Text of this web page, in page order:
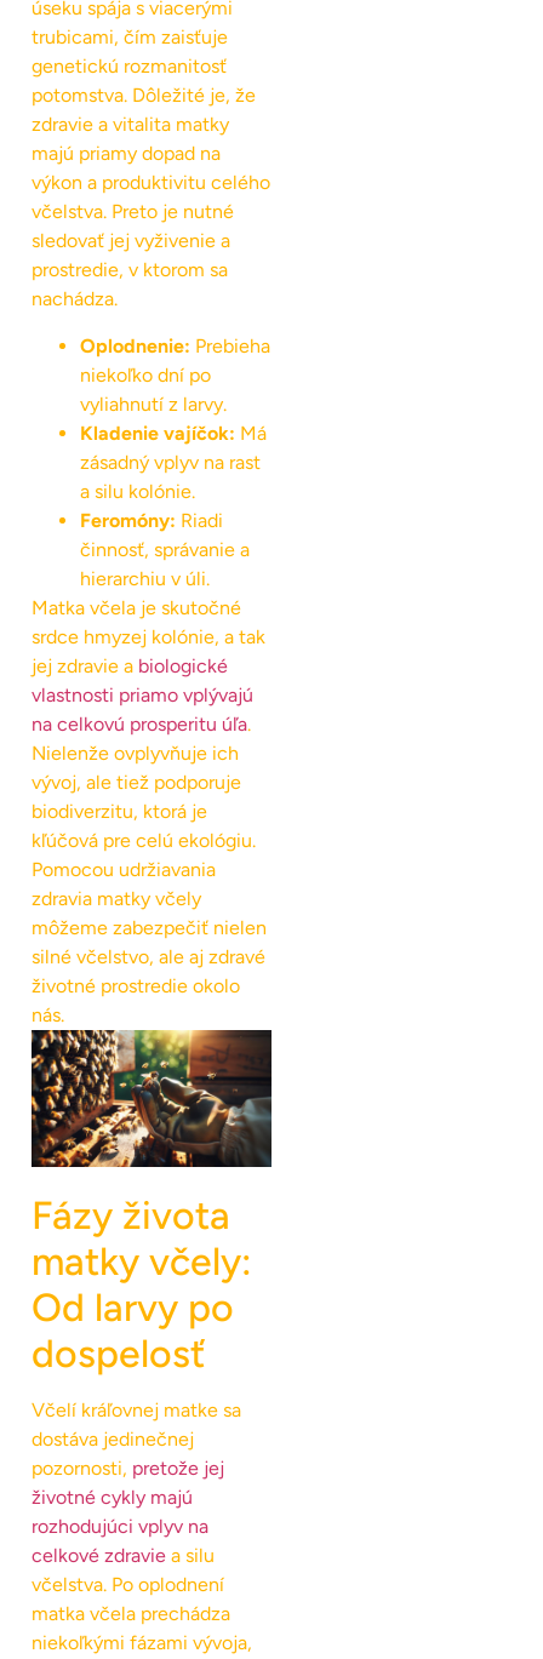
úseku spája s viacerými
trubicami, čím zaisťuje
genetickú rozmanitosť
potomstva. Dôležité je, že
zdravie a vitalita matky
majú priamy dopad na
výkon a produktivitu celého
včelstva. Preto je nutné
sledovať jej vyživenie a
prostredie, v ktorom sa
nachádza.
Oplodnenie: Prebieha
niekoľko dní po
vyliahnutí z larvy.
Kladenie vajíčok: Má
zásadný vplyv na rast
a silu kolónie.
Feromóny: Riadi
činnosť, správanie a
hierarchiu v úli.
Matka včela je skutočné
srdce hmyzej kolónie, a tak
jej zdravie a biologické
vlastnosti priamo vplývajú
na celkovú prosperitu úľa.
Nielenže ovplyvňuje ich
vývoj, ale tiež podporuje
biodiverzitu, ktorá je
kľúčová pre celú ekológiu.
Pomocou udržiavania
zdravia matky včely
môžeme zabezpečiť nielen
silné včelstvo, ale aj zdravé
životné prostredie okolo
nás.
Fázy života
matky včely:
Od larvy po
dospelosť
Včelí kráľovnej matke sa
dostáva jedinečnej
pozornosti, pretože jej
životné cykly majú
rozhodujúci vplyv na
celkové zdravie a silu
včelstva. Po oplodnení
matka včela prechádza
niekoľkými fázami vývoja,